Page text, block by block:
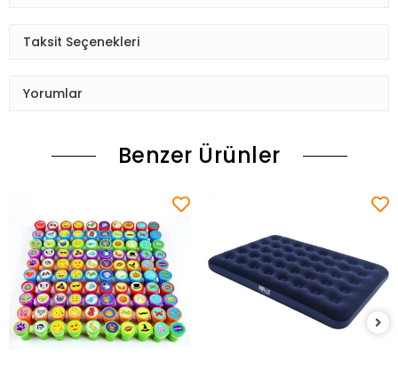
Taksit Seçenekleri
Yorumlar
Benzer Ürünler